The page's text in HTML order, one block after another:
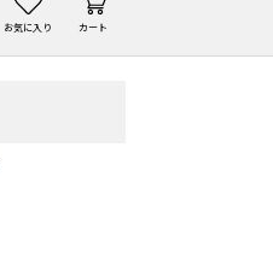
お気に入り カート